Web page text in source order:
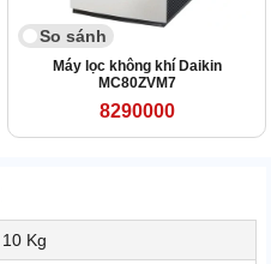
So sánh
Máy lọc không khí Daikin
MC80ZVM7
8290000
10 Kg